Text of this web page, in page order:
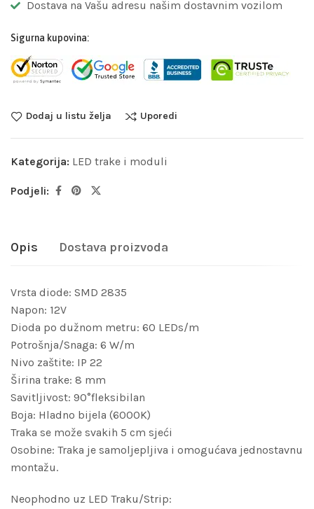
Dostava na Vašu adresu našim dostavnim vozilom
Sigurna kupovina:
Dodaj u listu želja Uporedi
Kategorija: LED trake i moduli
Podjeli:
Opis Dostava proizvoda
Vrsta diode: SMD 2835
Napon: 12V
Dioda po dužnom metru: 60 LEDs/m
Potrošnja/Snaga: 6 W/m
Nivo zaštite: IP 22
Širina trake: 8 mm
Savitljivost: 90°fleksibilan
Boja: Hladno bijela (6000K)
Traka se može svakih 5 cm sjeći
Osobine: Traka je samoljepljiva i omogućava jednostavnu
montažu.
Neophodno uz LED Traku/Strip: